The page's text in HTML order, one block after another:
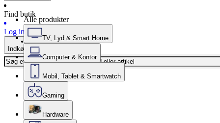
Find butik
Log ind
Indkøbskurv
Alle produkter
TV, Lyd & Smart Home
Computer & Kontor
Mobil, Tablet & Smartwatch
Gaming
Hardware